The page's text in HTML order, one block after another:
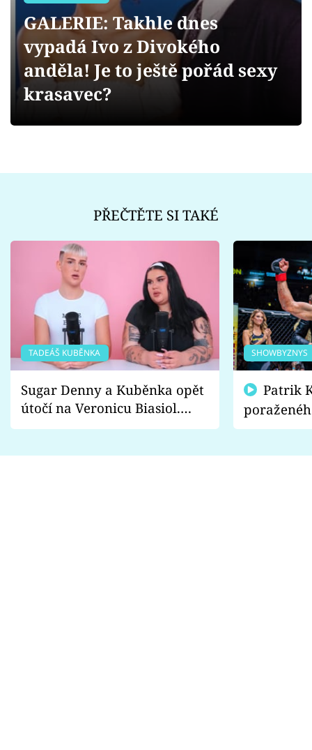
Videa
Sledujte prima+
GALERIE: Takhle dnes
vypadá Ivo z Divokého
anděla! Je to ještě pořád sexy
krasavec?
PŘEČTĚTE SI TAKÉ
TADEÁŠ KUBĚNKA
Sugar Denny a Kuběnka opět
útočí na Veronicu Biasiol.
Proč je podle nich falešná a
SHOWBYZNYS
fanoušci